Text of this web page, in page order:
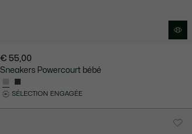
€ 55,00
Sneakers Powercourt bébé
SÉLECTION ENGAGÉE